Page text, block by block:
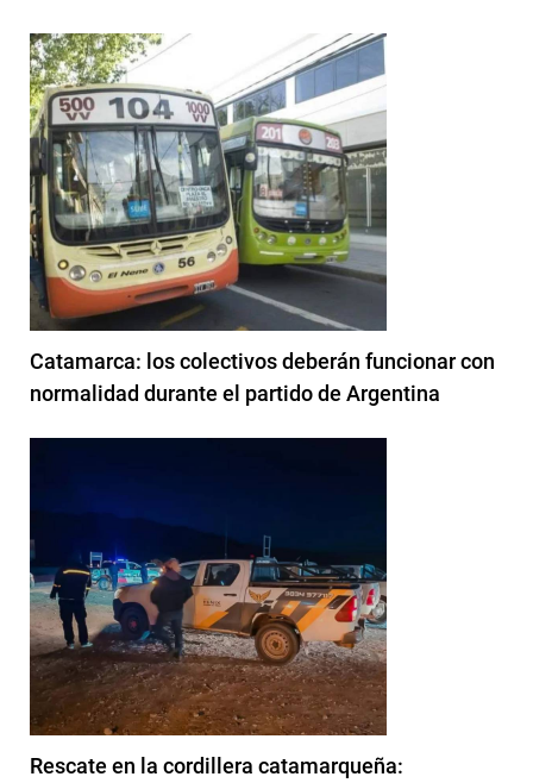
Catamarca: los colectivos deberán funcionar con
normalidad durante el partido de Argentina
Rescate en la cordillera catamarqueña: